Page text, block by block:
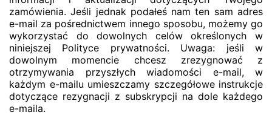
zamówienia. Jeśli jednak podałeś nam ten sam adres
e-mail za pośrednictwem innego sposobu, możemy go
wykorzystać do dowolnych celów określonych w
niniejszej Polityce prywatności. Uwaga: jeśli w
dowolnym momencie chcesz zrezygnować z
otrzymywania przyszłych wiadomości e-mail, w
każdym e-mailu umieszczamy szczegółowe instrukcje
dotyczące rezygnacji z subskrypcji na dole każdego
e-maila.